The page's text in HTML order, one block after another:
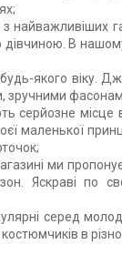
найважливіших
В
якого віку.
зручними
серйозне місце
маленької
ми
Яскраві по
серед
в